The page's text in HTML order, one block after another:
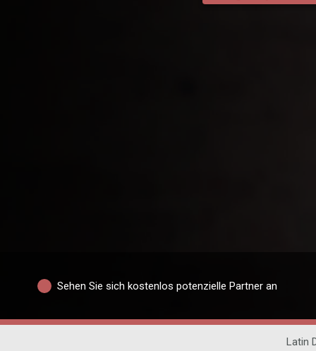
Sehen Sie sich kostenlos potenzielle Partner an
Latin